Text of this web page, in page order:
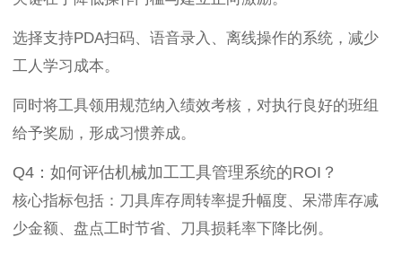
选择支持PDA扫码、语音录入、离线操作的系统，减少
工人学习成本。
同时将工具领用规范纳入绩效考核，对执行良好的班组
给予奖励，形成习惯养成。
Q4：如何评估机械加工工具管理系统的ROI？
核心指标包括：刀具库存周转率提升幅度、呆滞库存减
少金额、盘点工时节省、刀具损耗率下降比例。